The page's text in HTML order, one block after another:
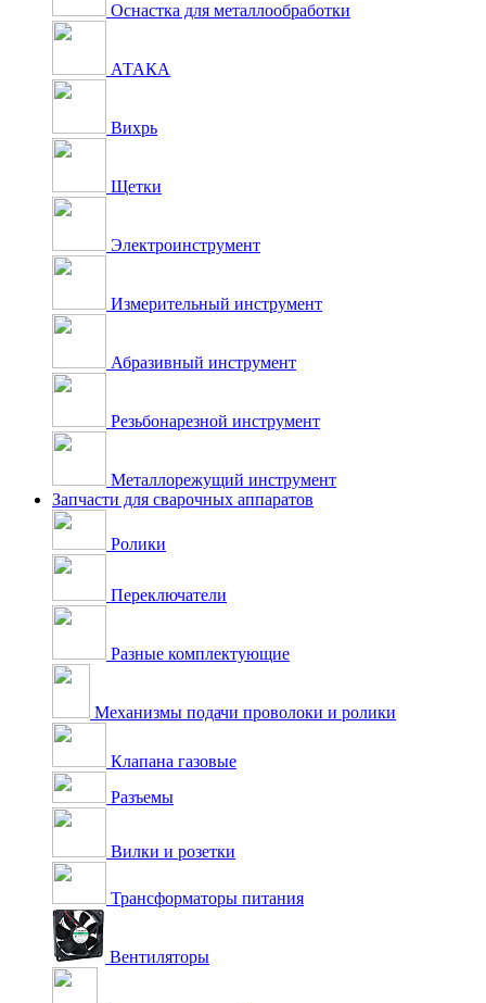
Оснастка для металлообработки
АТАКА
Вихрь
Щетки
Электроинструмент
Измерительный инструмент
Абразивный инструмент
Резьбонарезной инструмент
Металлорежущий инструмент
Запчасти для сварочных аппаратов
Ролики
Переключатели
Разные комплектующие
Механизмы подачи проволоки и ролики
Клапана газовые
Разъемы
Вилки и розетки
Трансформаторы питания
Вентиляторы